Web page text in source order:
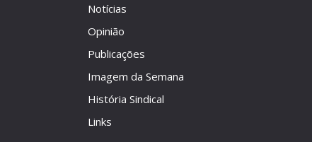
Notícias
Opinião
Publicações
Imagem da Semana
História Sindical
Links